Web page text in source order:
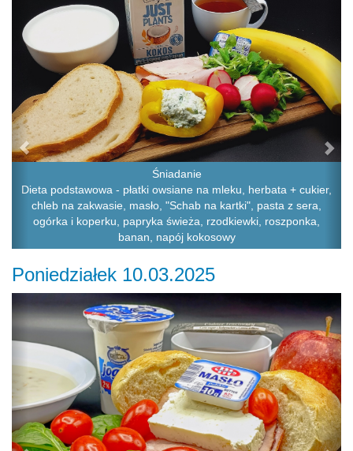
Śniadanie
Dieta podstawowa - płatki owsiane na mleku, herbata + cukier,
chleb na zakwasie, masło, "Schab na kartki", pasta z sera,
ogórka i koperku, papryka świeża, rzodkiewki, roszponka,
banan, napój kokosowy
Poniedziałek 10.03.2025
Previous